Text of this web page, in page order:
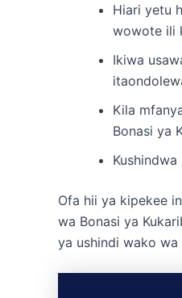
Hiari yetu
wowote ili
Ikiwa
Kila
Bonasi ya
Ofa hii ya kipekee
wa Bonasi ya
ya ushindi wako wa